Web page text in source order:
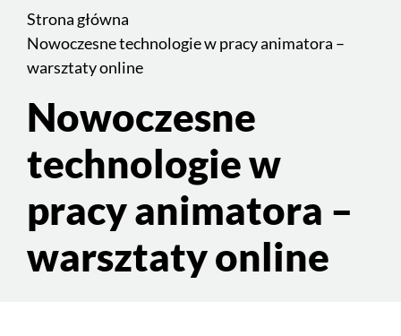
pracy
animatora
online
Strona główna
Nowoczesne technologie w pracy animatora –
warsztaty online
Treść
stronyNowoczesne
technologie w
pracy animatora –
warsztaty online